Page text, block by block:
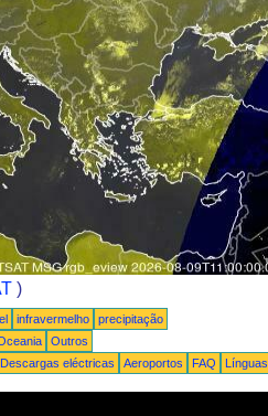
)
infravermelho
precipitação
Outros
Descargas eléctricas Aeroportos FAQ Línguas